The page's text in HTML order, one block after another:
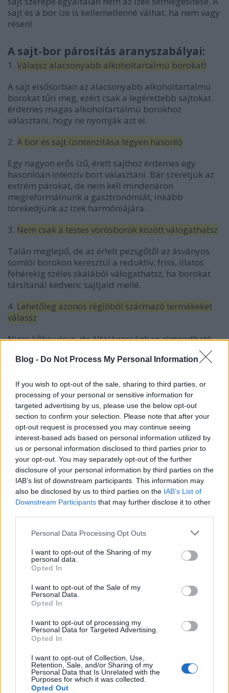
Blog - Do Not Process My Personal Information
If you wish to opt-out of the sale, sharing to third parties, or
processing of your personal or sensitive information for
targeted advertising by us, please use the below opt-out
section to confirm your selection. Please note that after your
opt-out request is processed you may continue seeing
interest-based ads based on personal information utilized by
us or personal information disclosed to third parties prior to
your opt-out. You may separately opt-out of the further
disclosure of your personal information by third parties on the
IAB’s list of downstream participants. This information may
also be disclosed by us to third parties on the IAB’s List of
Downstream Participants that may further disclose it to other
Please note that this website/app uses one or more Google
not limited to your visit or usage behaviour. You may click to
grant or deny consent to Google and its third-party tags to
use your data for below specified purposes in below Google
consent section.
Personal Data Processing Opt Outs
I want to opt-out of the Sharing of my
personal data.
Opted In
I want to opt-out of the Sale of my
Personal Data.
Opted In
I want to opt-out of processing my
Personal Data for Targeted Advertising.
Opted In
I want to opt-out of Collection, Use,
Retention, Sale, and/or Sharing of my
Personal Data that Is Unrelated with the
Purposes for which it was collected.
Opted Out
sajt és a bor íze is kellemetlenné válhat, ha nem vagy
résen!
A sajt-bor párosítás aranyszabályai:
1. Válassz alacsonyabb alkoholtartalmú borokat!
A sajt elsősorban az alacsonyabb alkoholtartalmú
borokat tűri meg, ezért csak a legérettebb sajtokat
érdemes magas alkoholtartalmú borokhoz
választani, hogy ne nyomják azt el.
2. A bor és sajt ízintenzitása legyen hasonló
Egy nagyon erős ízű, érett sajthoz érdemes egy
hasonlóan intenzív bort választani. Bár szeretjük az
extrém párokat, de nem kell mindenáron
megreformálnunk a gasztronómiát, inkább
törekedjünk az ízek harmóniájára.
3. Nem csak a testes vörösborok között válogathatsz
Talán meglepő, de az érlelt pezsgőtől az ásványos
somlói borokon keresztül a reduktív, friss, illatos
fehérekig széles skálából válogathatsz, ha borokat
társítanál kedvenc sajtjaid mellé.
4. Lehetőleg azonos régióból származó termékeket
válassz
Nincs kőbe vésve, de általánosságban elmondható,
tradíciókat követő termelőktől származó termékek
tévedhetünk, ha ezt a tanácsot követjük.
5.Menj biztosra a tehéntejből készülő
félkemény sajttal!
Ha túl sokféle bort vásároltál, de nem szeretnél
ugyanolyan mennyiségű sajtot is bespájzolni,
válaszd a félkemény, tehéntejből készült sajtokat (pl.
gruyère, comté, ementáli, vagy gouda), mert ezek
legtöbb esetben ugyanolyan jól illenek a testes
vörösekhez, mint az ízletes fehérborokhoz.
láthatod mindezt!